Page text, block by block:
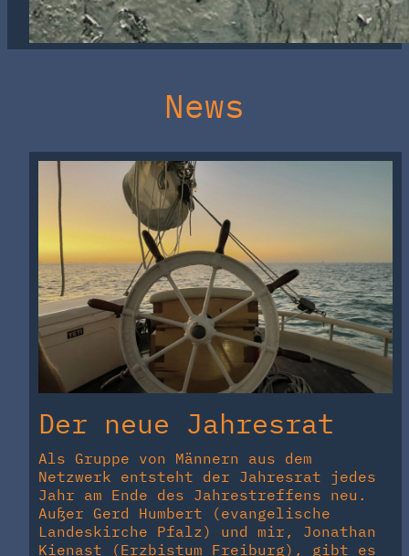
News
Der neue Jahresrat
Als Gruppe von Männern aus dem
Netzwerk entsteht der Jahresrat jedes
Jahr am Ende des Jahrestreffens neu.
Außer Gerd Humbert (evangelische
Landeskirche Pfalz) und mir, Jonathan
Kienast (Erzbistum Freiburg), gibt es